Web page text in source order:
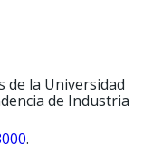
de la Universidad
de Industria
.